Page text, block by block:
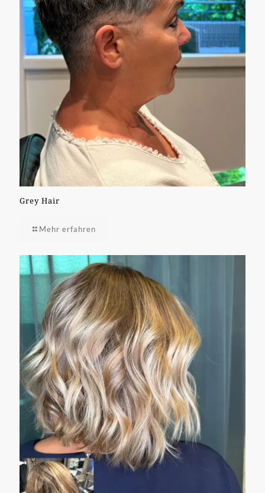
Grey Hair
Mehr erfahren